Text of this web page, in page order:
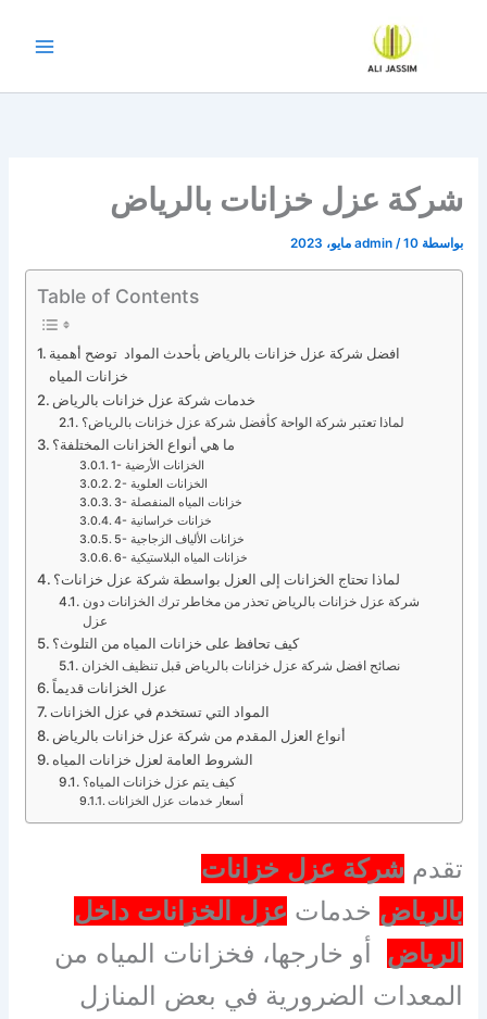
شركة عزل خزانات بالرياض
بواسطة admin /10 مايو، 2023
Table of Contents
افضل شركة عزل خزانات بالرياض بأحدث المواد توضح أهمية
خزانات المياه
خدمات شركة عزل خزانات بالرياض
لماذا تعتبر شركة الواحة كأفضل شركة عزل خزانات بالرياض؟
ما هي أنواع الخزانات المختلفة؟
1- الخزانات الأرضية
2- الخزانات العلوية
3- خزانات المياه المنفصلة
4- خزانات خراسانية
5- خزانات الألياف الزجاجية
6- خزانات المياه البلاستيكية
لماذا تحتاج الخزانات إلى العزل بواسطة شركة عزل خزانات؟
شركة عزل خزانات بالرياض تحذر من مخاطر ترك الخزانات دون
عزل
كيف تحافظ على خزانات المياه من التلوث؟
نصائح افضل شركة عزل خزانات بالرياض قبل تنظيف الخزان
عزل الخزانات قديماً
المواد التي تستخدم في عزل الخزانات
أنواع العزل المقدم من شركة عزل خزانات بالرياض
الشروط العامة لعزل خزانات المياه
كيف يتم عزل خزانات المياه؟
أسعار خدمات عزل الخزانات
تقدم شركة عزل خزانات
بالرياض خدمات عزل الخزانات داخل
الرياض
أو خارجها، فخزانات المياه من
المعدات الضرورية في بعض المنازل